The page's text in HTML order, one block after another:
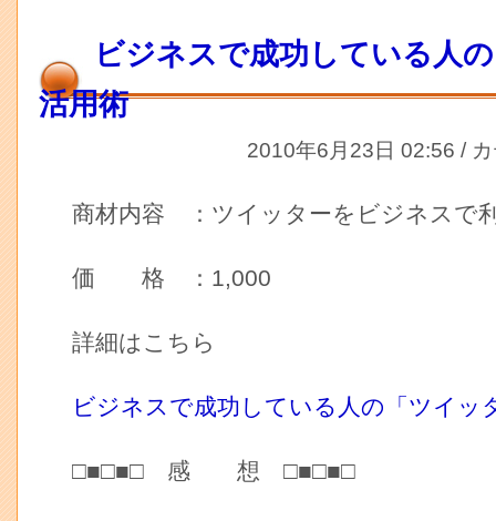
ビジネスで成功している人
活用術
2010年6月23日 02:56 /
商材内容 ：ツイッターをビジネスで
価 格 ：1,000
詳細はこちら
ビジネスで成功している人の「ツイッ
□■□■□ 感 想 □■□■□